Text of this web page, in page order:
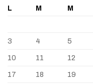
L M M
3 4 5
10 11 12
17 18 19